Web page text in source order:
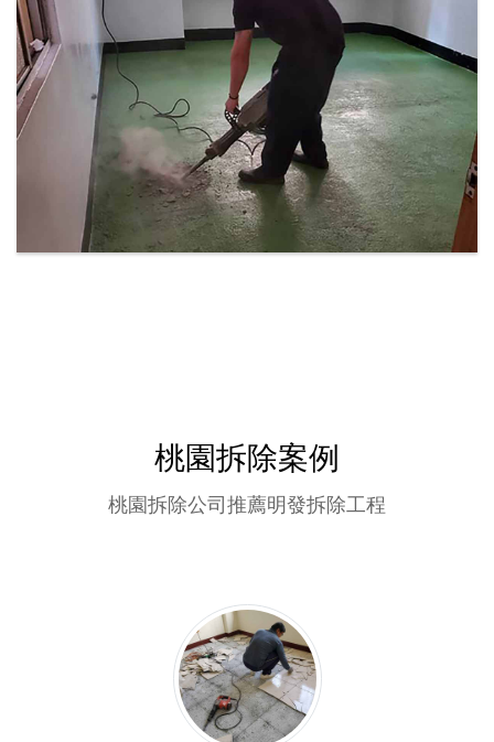
桃園拆除案例
桃園拆除公司推薦明發拆除工程